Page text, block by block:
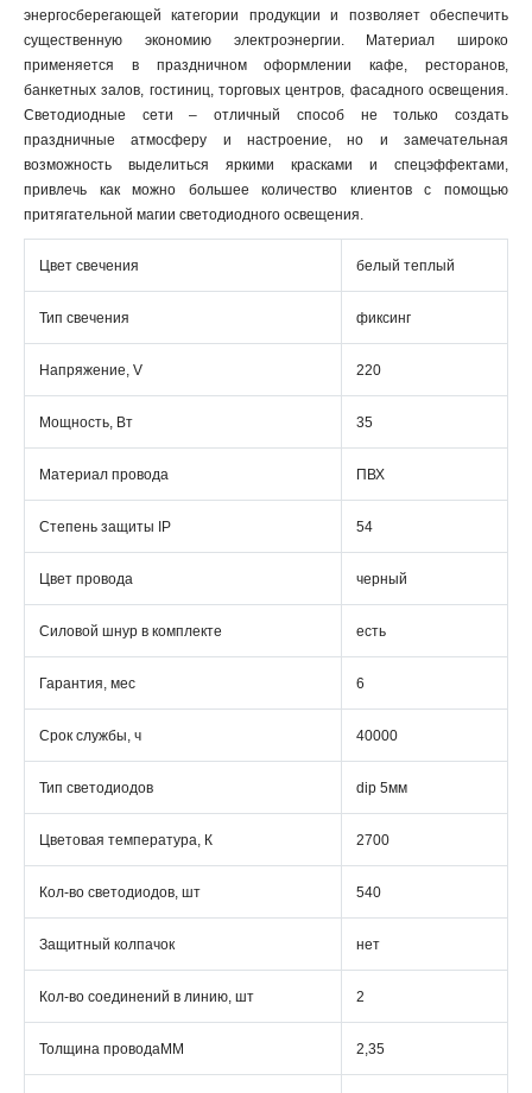
энергосберегающей категории продукции и позволяет обеспечить
существенную экономию электроэнергии. Материал широко
применяется в праздничном оформлении кафе, ресторанов,
банкетных залов, гостиниц, торговых центров, фасадного освещения.
Светодиодные сети – отличный способ не только создать
праздничные атмосферу и настроение, но и замечательная
возможность выделиться яркими красками и спецэффектами,
привлечь как можно большее количество клиентов с помощью
притягательной магии светодиодного освещения.
Цвет свечения белый теплый
Тип свечения фиксинг
Напряжение, V 220
Мощность, Вт 35
Материал провода ПВХ
Степень защиты IP 54
Цвет провода черный
Силовой шнур в комплекте есть
Гарантия, мес 6
Срок службы, ч 40000
Тип светодиодов dip 5мм
Цветовая температура, К 2700
Кол-во светодиодов, шт 540
Защитный колпачок нет
Кол-во соединений в линию, шт 2
Толщина проводаММ 2,35